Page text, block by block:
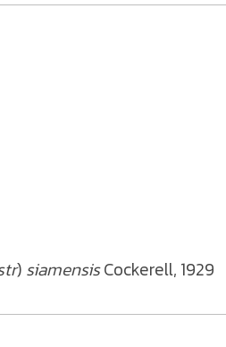
) siamensisCockerell, 1929